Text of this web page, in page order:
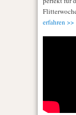
erfahren >>